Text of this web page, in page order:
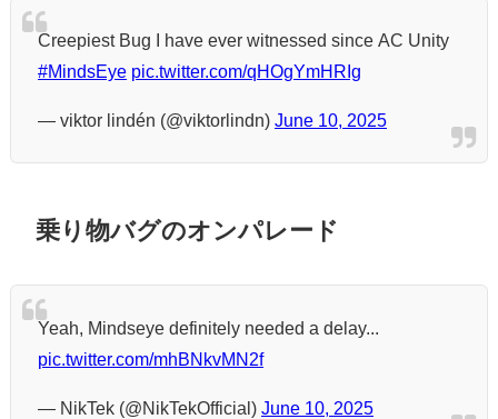
Creepiest Bug I have ever witnessed since AC Unity
#MindsEye pic.twitter.com/qHOgYmHRIg
— viktor lindén (@viktorlindn) June 10, 2025
乗り物バグのオンパレード
Yeah, Mindseye definitely needed a delay...
pic.twitter.com/mhBNkvMN2f
— NikTek (@NikTekOfficial) June 10, 2025